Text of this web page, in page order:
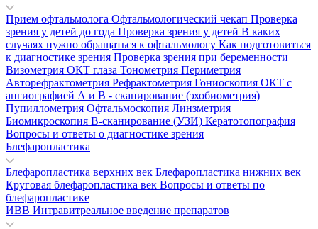
Прием офтальмолога Офтальмологический чекап Проверка
зрения у детей до года Проверка зрения у детей В каких
случаях нужно обращаться к офтальмологу Как подготовиться
к диагностике зрения Проверка зрения при беременности
Визометрия ОКТ глаза Тонометрия Периметрия
Авторефрактометрия Рефрактометрия Гониоскопия ОКТ с
ангиографией А и В - сканирование (эхобиометрия)
Пупиллометрия Офтальмоскопия Линзметрия
Биомикроскопия В-сканирование (УЗИ) Кератотопография
Вопросы и ответы о диагностике зрения
Блефаропластика
Блефаропластика верхних век Блефаропластика нижних век
Круговая блефаропластика век Вопросы и ответы по
блефаропластике
ИВВ Интравитреальное введение препаратов